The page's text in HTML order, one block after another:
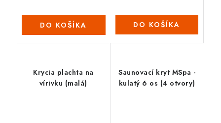
DO KOŠÍKA DO KOŠÍKA
Krycia plachta na
vírivku (malá)
Saunovací kryt MSpa -
kulatý 6 os (4 otvory)